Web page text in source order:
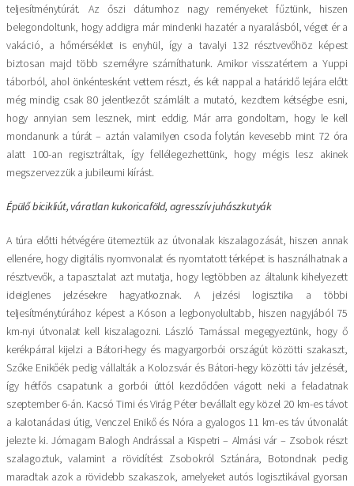
teljesítménytúrát. Az őszi dátumhoz nagy reményeket fűztünk, hiszen
belegondoltunk, hogy addigra már mindenki hazatér a nyaralásból, véget ér a
vakáció, a hőmérséklet is enyhül, így a tavalyi 132 résztvevőhöz képest
biztosan majd több személyre számíthatunk. Amikor visszatértem a Yuppi
táborból, ahol önkéntesként vettem részt, és két nappal a határidő lejára előtt
még mindig csak 80 jelentkezőt számlált a mutató, kezdtem kétségbe esni,
hogy annyian sem lesznek, mint eddig. Már arra gondoltam, hogy le kell
mondanunk a túrát – aztán valamilyen csoda folytán kevesebb mint 72 óra
alatt 100-an regisztráltak, így fellélegezhettünk, hogy mégis lesz akinek
megszervezzük a jubileumi kiírást.
Épülő bicikliút, váratlan kukoricaföld, agresszív juhászkutyák
A túra előtti hétvégére ütemeztük az útvonalak kiszalagozását, hiszen annak
ellenére, hogy digitális nyomvonalat és nyomtatott térképet is használhatnak a
résztvevők, a tapasztalat azt mutatja, hogy legtöbben az általunk kihelyezett
ideiglenes jelzésekre hagyatkoznak. A jelzési logisztika a többi
teljesítménytúrához képest a Kóson a legbonyolultabb, hiszen nagyjából 75
km-nyi útvonalat kell kiszalagozni. László Tamással megegyeztünk, hogy ő
kerékpárral kijelzi a Bátori-hegy és magyargorbói országút közötti szakaszt,
Szőke Enikőék pedig vállalták a Kolozsvár és Bátori-hegy közötti táv jelzését,
így hétfős csapatunk a gorbói úttól kezdődően vágott neki a feladatnak
szeptember 6-án. Kacsó Timi és Virág Péter bevállalt egy közel 20 km-es távot
a kalotanádasi útig, Venczel Enikő és Nóra a gyalogos 11 km-es táv útvonalát
jelezte ki. Jómagam Balogh Andrással a Kispetri – Almási vár – Zsobok részt
szalagoztuk, valamint a rövidítést Zsobokról Sztánára, Botondnak pedig
maradtak azok a rövidebb szakaszok, amelyeket autós logisztikával gyorsan